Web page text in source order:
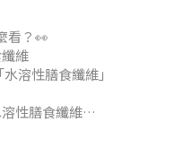
看？👀
維
溶性膳食纖維」
性膳食纖維